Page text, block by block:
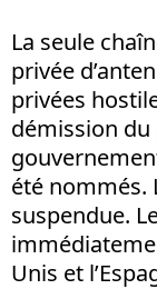
La seule
privée
privées
démission
été nommés.
suspendue.
Unis et